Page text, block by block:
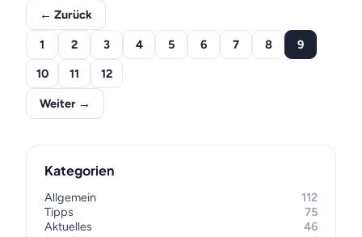
← Zurück
1 2 3 4 5 6 7 8
9
10
11 12
Weiter →
Kategorien
Allgemein
112
Tipps
75
Aktuelles
46